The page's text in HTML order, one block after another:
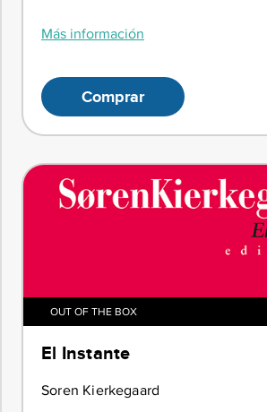
Más información
Comprar
OUT OF THE BOX
El Instante
Soren Kierkegaard